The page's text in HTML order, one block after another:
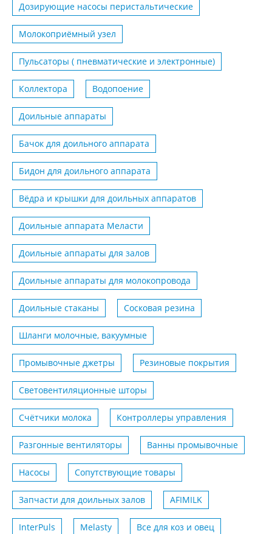
Дозирующие насосы перистальтические
Молокоприёмный узел
Пульсаторы ( пневматические и электронные)
Коллектора Водопоение
Доильные аппараты
Бачок для доильного аппарата
Бидон для доильного аппарата
Вёдра и крышки для доильных аппаратов
Доильные аппарата Меласти
Доильные аппараты для залов
Доильные аппараты для молокопровода
Доильные стаканы Сосковая резина
Шланги молочные, вакуумные
Промывочные джетры Резиновые покрытия
Световентиляционные шторы
Счётчики молока Контроллеры управления
Разгонные вентиляторы Ванны промывочные
Насосы Сопутствующие товары
Запчасти для доильных залов AFIMILK
InterPuls Melasty Все для коз и овец